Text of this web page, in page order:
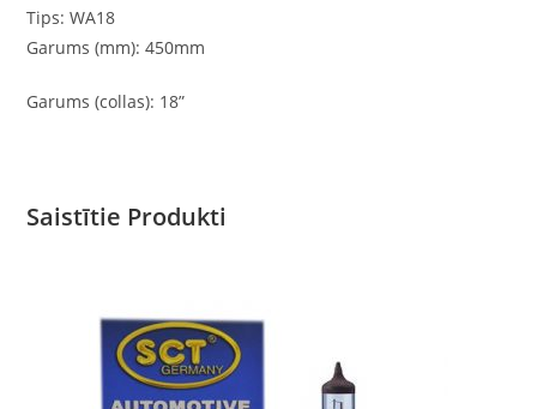
Tips: WA18
Garums (mm): 450mm
Garums (collas): 18”
Saistītie Produkti